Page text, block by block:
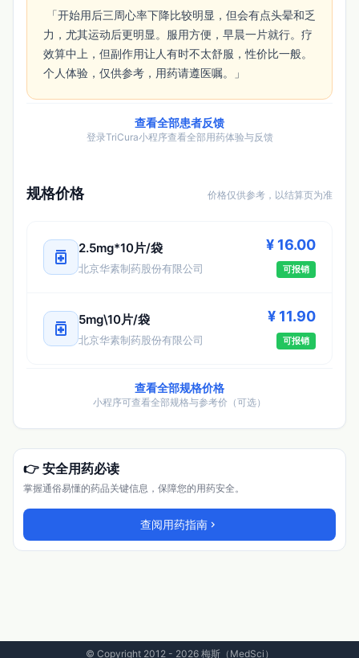
力，尤其运动后更明显。服用方便，早晨一片就行。疗
效算中上，但副作用让人有时不太舒服，性价比一般。
个人体验，仅供参考，用药请遵医嘱。」
查看全部患者反馈
登录TriCura小程序查看全部用药体验与反馈
规格价格 价格仅供参考，以结算页为准
medication 2.5mg*10片/袋
北京华素制药股份有限公司
¥ 16.00
可报销
medication 5mg\10片/袋
北京华素制药股份有限公司
¥ 11.90
可报销
查看全部规格价格
小程序可查看全部规格与参考价（可选）
👉 安全用药必读
掌握通俗易懂的药品关键信息，保障您的用药安全。
查阅用药指南 chevron_right
© Copyright 2012 - 2026 梅斯（MedSci）